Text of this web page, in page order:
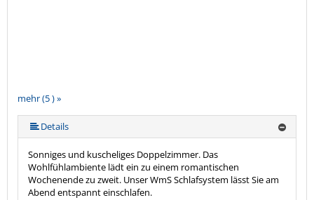
mehr (5 ) »
mehr (5 ) »
Details
Sonniges und kuscheliges Doppelzimmer. Das
Wohlfühlambiente lädt ein zu einem romantischen
Wochenende zu zweit. Unser WmS Schlafsystem lässt Sie am
Abend entspannt einschlafen.